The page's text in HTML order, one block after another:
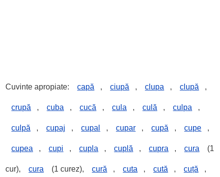
Cuvinte apropiate: capă , ciupă , clupa , clupă ,
crupă , cuba , cucă , cula , culă , culpa ,
culpă , cupaj , cupal , cupar , cupă , cupe ,
cupea , cupi , cupla , cuplă , cupra , cura (1
cur), cura (1 curez), cură , cuta , cută , cuță ,